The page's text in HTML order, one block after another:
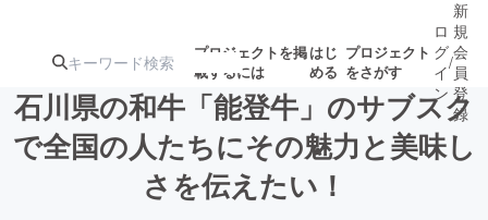
プロジェクトを掲
載するには
はじ
める
プロジェクト
をさがす
注目のリ 注目の新着プロ
ジェクト
募集終了が近いプ
ロ
グ
イ
ン
/
新
規
会
員
登
録
石川県の和牛「能登牛」のサブスク
で全国の人たちにその魅力と美味し
さを伝えたい！